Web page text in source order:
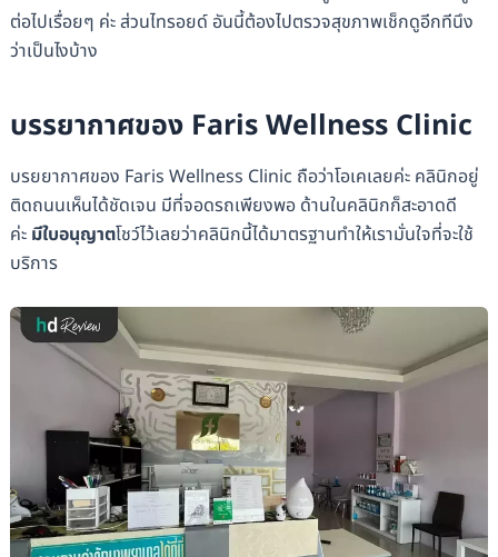
ต่อไปเรื่อยๆ ค่ะ ส่วนไทรอยด์ อันนี้ต้องไปตรวจสุขภาพเช็กดูอีกทีนึง
ว่าเป็นไงบ้าง
บรรยากาศของ Faris Wellness Clinic
บรยยากาศของ Faris Wellness Clinic ถือว่าโอเคเลยค่ะ คลินิกอยู่
ติดถนนเห็นได้ชัดเจน มีที่จอดรถเพียงพอ ด้านในคลินิกก็สะอาดดี
ค่ะ มีใบอนุญาตโชว์ไว้เลยว่าคลินิกนี้ได้มาตรฐานทำให้เรามั่นใจที่จะใช้
บริการ